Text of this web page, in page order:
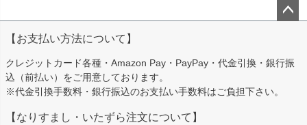
ップ
【お支払い方法について】
クレジットカード各種・Amazon Pay・PayPay・代金引換・銀行振
込（前払い）をご用意しております。
※代金引換手数料・銀行振込のお支払い手数料はご負担下さい。
【なりすまし・いたずら注文について】